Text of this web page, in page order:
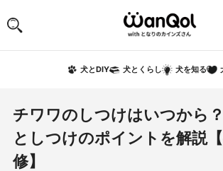
犬とDIY 犬とくらし 犬を知る
チワワのしつけはいつから
としつけのポイントを解説
修】